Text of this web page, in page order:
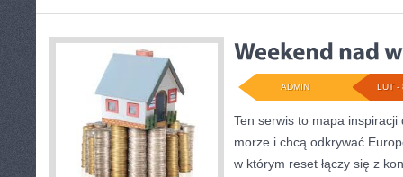
LUT -
ADMIN
Ten serwis to mapa
morze i chcą odkrywać
w którym reset łączy się z